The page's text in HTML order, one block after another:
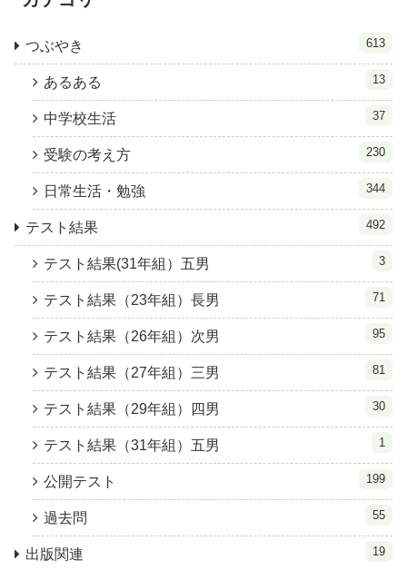
つぶやき 613
あるある 13
中学校生活 37
受験の考え方 230
日常生活・勉強 344
テスト結果 492
テスト結果(31年組）五男 3
テスト結果（23年組）長男 71
テスト結果（26年組）次男 95
テスト結果（27年組）三男 81
テスト結果（29年組）四男 30
テスト結果（31年組）五男 1
公開テスト 199
過去問 55
出版関連 19